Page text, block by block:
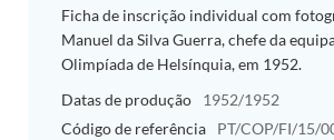
Ficha de inscrição individual com
Manuel da Silva Guerra, chefe da
Olimpíada de Helsínquia, em 1952.
Datas de produção
1952/1952
Código de referência
PT/COP/FI/15/